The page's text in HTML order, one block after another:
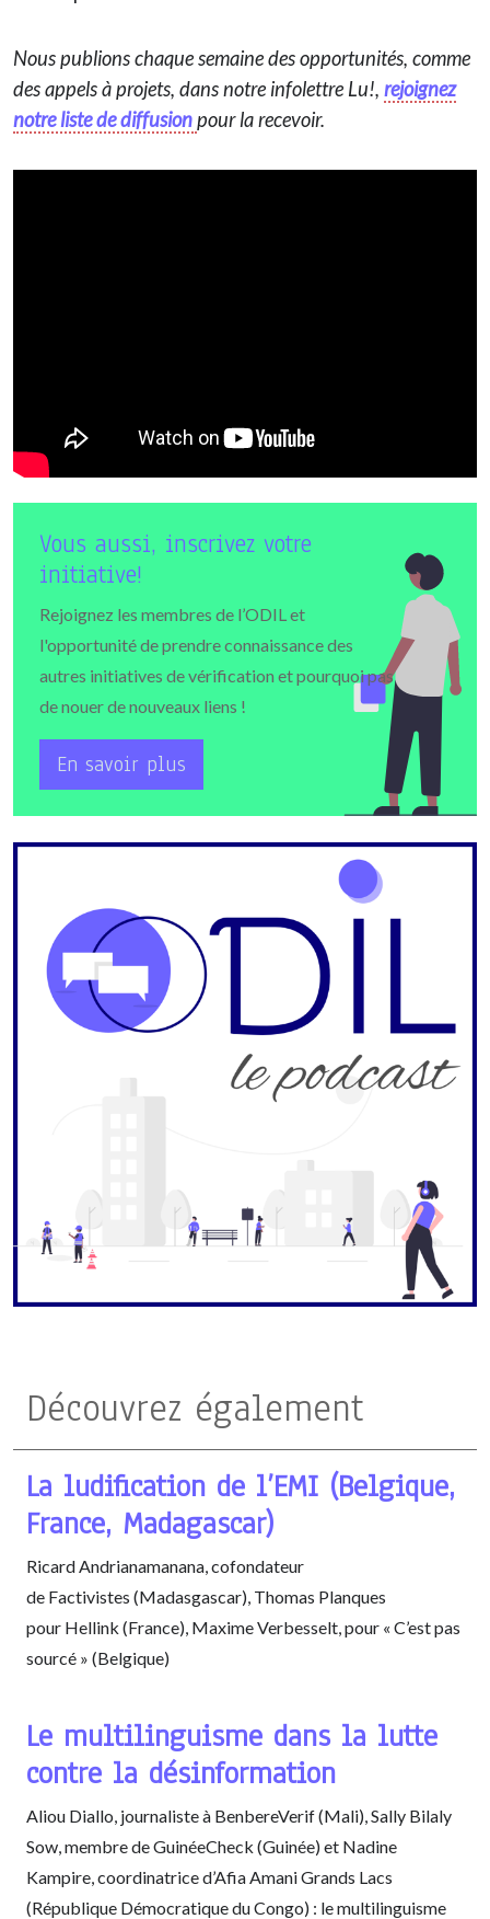
Nous publions chaque semaine des opportunités, comme
des appels à projets, dans notre infolettre Lu!, rejoignez
notre liste de diffusionpour la recevoir.
Vous aussi, inscrivez votre
initiative!
Rejoignez les membres de l’ODIL et
l'opportunité de prendre connaissance des
autres initiatives de vérification et pourquoi pas
de nouer de nouveaux liens !
En savoir plus
Découvrez également
La ludification de l’EMI (Belgique,
France, Madagascar)
Ricard Andrianamanana, cofondateur
de Factivistes (Madasgascar), Thomas Planques
pour Hellink (France), Maxime Verbesselt, pour « C’est pas
sourcé » (Belgique)
Le multilinguisme dans la lutte
contre la désinformation
Aliou Diallo, journaliste à BenbereVerif (Mali), Sally Bilaly
Sow, membre de GuinéeCheck (Guinée) et Nadine
Kampire, coordinatrice d’Afia Amani Grands Lacs
(République Démocratique du Congo) : le multilinguisme